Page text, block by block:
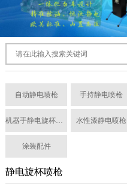
自动静电喷枪 手持静电喷枪
机器手静电旋杯喷枪 水性漆静电喷枪
涂装配件
静电旋杯喷枪